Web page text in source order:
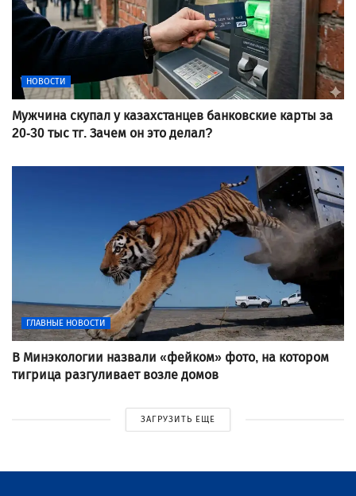
НОВОСТИ
Мужчина скупал у казахстанцев банковские карты за
20-30 тыс тг. Зачем он это делал?
ГЛАВНЫЕ НОВОСТИ
В Минэкологии назвали «фейком» фото, на котором
тигрица разгуливает возле домов
ЗАГРУЗИТЬ ЕЩЕ